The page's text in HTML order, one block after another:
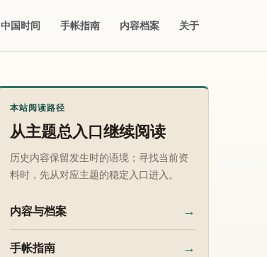
中国时间 手帐指南 内容档案 关于
本站阅读路径
从主题总入口继续阅读
历史内容保留发生时的语境；寻找当前资
料时，先从对应主题的稳定入口进入。
内容与档案 →
手帐指南 →